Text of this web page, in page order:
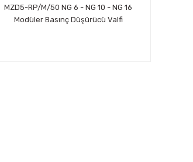
MZD5-RP/M/50 NG 6 - NG 10 - NG 16
Modüler Basınç Düşürücü Valfi